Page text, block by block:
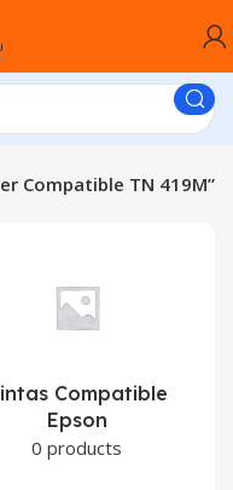
Compatible TN 419M”
Compatible
Epson
0 products